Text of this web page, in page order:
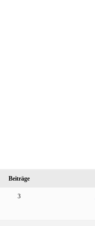
Beiträge
3